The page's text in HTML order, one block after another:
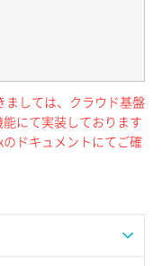
ましては、クラウド基盤
にて実装しております
ドキュメントにてご確